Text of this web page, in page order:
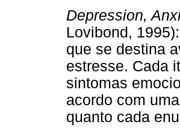
Depression,
Lovibond,
que se destina
estresse. Cada
sintomas
acordo com
quanto cada